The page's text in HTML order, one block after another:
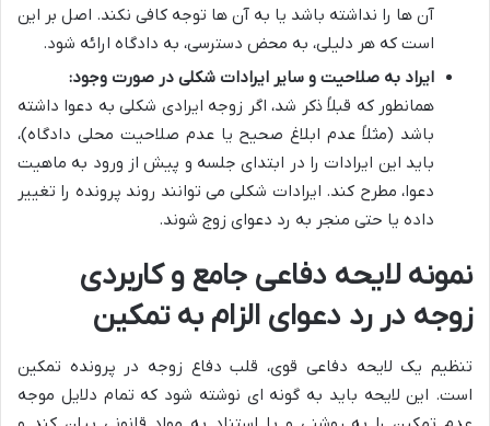
آن ها را نداشته باشد یا به آن ها توجه کافی نکند. اصل بر این
است که هر دلیلی، به محض دسترسی، به دادگاه ارائه شود.
ایراد به صلاحیت و سایر ایرادات شکلی در صورت وجود:
همانطور که قبلاً ذکر شد، اگر زوجه ایرادی شکلی به دعوا داشته
باشد (مثلاً عدم ابلاغ صحیح یا عدم صلاحیت محلی دادگاه)،
باید این ایرادات را در ابتدای جلسه و پیش از ورود به ماهیت
دعوا، مطرح کند. ایرادات شکلی می توانند روند پرونده را تغییر
داده یا حتی منجر به رد دعوای زوج شوند.
نمونه لایحه دفاعی جامع و کاربردی
زوجه در رد دعوای الزام به تمکین
تنظیم یک لایحه دفاعی قوی، قلب دفاع زوجه در پرونده تمکین
است. این لایحه باید به گونه ای نوشته شود که تمام دلایل موجه